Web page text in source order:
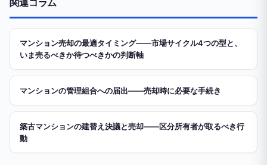
関連コラム
マンション売却の最適タイミング——市場サイクル4つの型と、
いま売るべきか待つべきかの判断軸
マンションの管理組合への届出——売却時に必要な手続き
築古マンションの建替え決議と売却——区分所有者が取るべき行
動